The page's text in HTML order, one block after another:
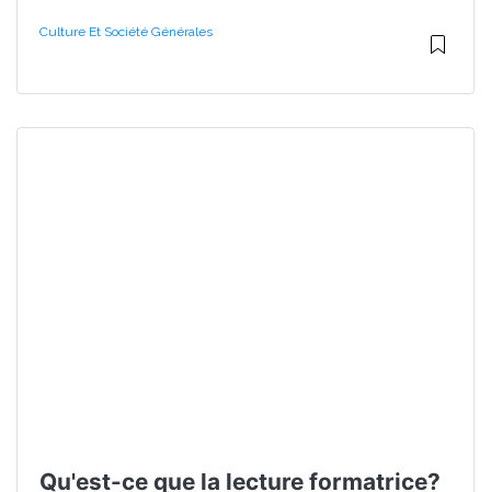
Culture Et Société Générales
Qu'est-ce que la lecture formatrice?